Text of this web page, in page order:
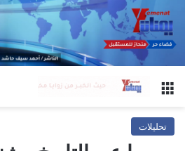
القائمة
تحليلات